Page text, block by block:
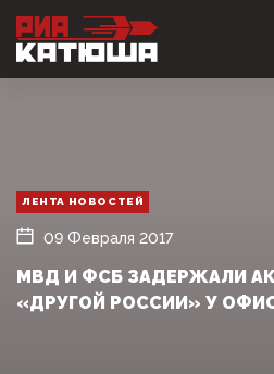
ЛЕНТА НОВОСТЕЙ
09 Февраля 2017
МВД И ФСБ ЗАДЕРЖАЛИ
«ДРУГОЙ РОССИИ» У